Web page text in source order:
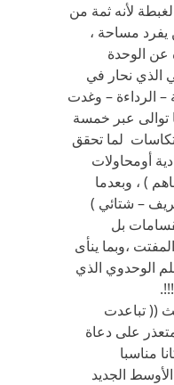
لأنه ثمة من
يفرد مساحة ،
الوحدة
الذي نحار في
الرداءة – وغدت
توالى عبر خمسة
لما تحقق
أومحاولات
) ، وبعدما
– شتائي )
بل
،وبما ينأى
الوحدوي الذي
(( تباعدت
على دعاة
مناسبا
الجديد